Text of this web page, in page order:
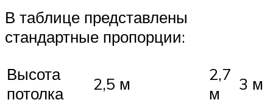
В таблице представлены
стандартные пропорции:
Высота
потолка
2,5 м
2,7
м
3 м